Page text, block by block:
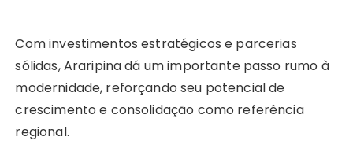
Com investimentos estratégicos e parcerias
sólidas, Araripina dá um importante passo rumo à
modernidade, reforçando seu potencial de
crescimento e consolidação como referência
regional.